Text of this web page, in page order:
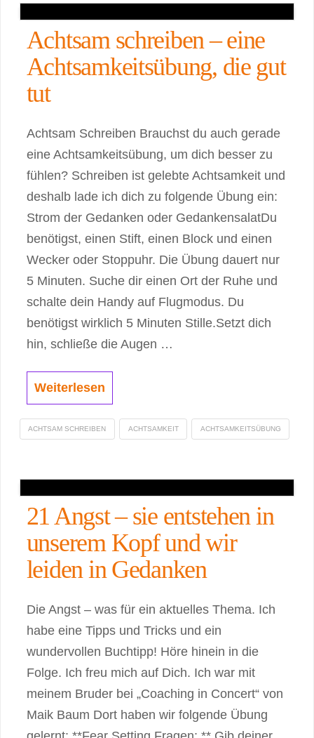
Achtsam schreiben – eine
Achtsamkeitsübung, die gut
tut
Achtsam Schreiben Brauchst du auch gerade
eine Achtsamkeitsübung, um dich besser zu
fühlen? Schreiben ist gelebte Achtsamkeit und
deshalb lade ich dich zu folgende Übung ein:
Strom der Gedanken oder GedankensalatDu
benötigst, einen Stift, einen Block und einen
Wecker oder Stoppuhr. Die Übung dauert nur
5 Minuten. Suche dir einen Ort der Ruhe und
schalte dein Handy auf Flugmodus. Du
benötigst wirklich 5 Minuten Stille.Setzt dich
hin, schließe die Augen …
Weiterlesen
ACHTSAM SCHREIBEN ACHTSAMKEIT ACHTSAMKEITSÜBUNG
21 Angst – sie entstehen in
unserem Kopf und wir
leiden in Gedanken
Die Angst – was für ein aktuelles Thema. Ich
habe eine Tipps und Tricks und ein
wundervollen Buchtipp! Höre hinein in die
Folge. Ich freu mich auf Dich. Ich war mit
meinem Bruder bei „Coaching in Concert“ von
Maik Baum Dort haben wir folgende Übung